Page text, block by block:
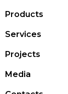
Products
Services
Projects
Media